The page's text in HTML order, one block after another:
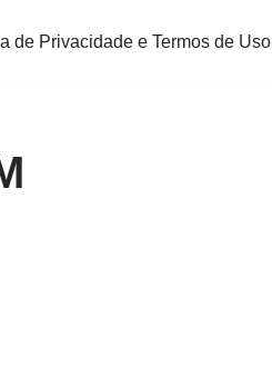
de Privacidade e Termos de Uso